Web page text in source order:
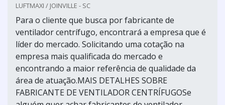
LUFTMAXI / JOINVILLE - SC
Para o cliente que busca por fabricante de
ventilador centrífugo, encontrará a empresa que é
líder do mercado. Solicitando uma cotação na
empresa mais qualificada do mercado e
encontrando a maior referência de qualidade da
área de atuação.MAIS DETALHES SOBRE
FABRICANTE DE VENTILADOR CENTRÍFUGOSe